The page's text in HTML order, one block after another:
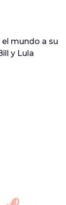
mundo a su
y Lula